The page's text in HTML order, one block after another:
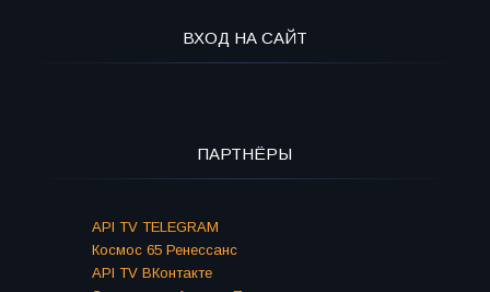
ВХОД НА САЙТ
ПАРТНЁРЫ
API TV TELEGRAM
Космос 65 Ренессанс
API TV ВКонтакте